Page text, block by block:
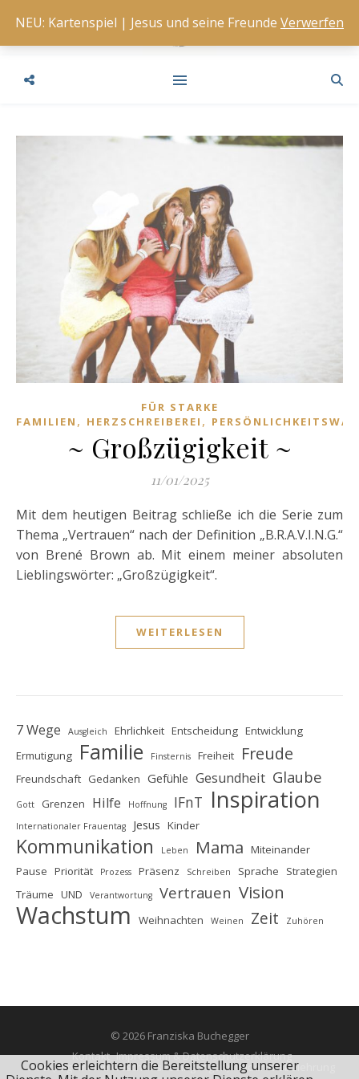
FÜR STARKE
FAMILIEN , HERZSCHREIBEREI ,
~ Großzügigkeit ~
11/01/2025
Mit dem heutigen Beitrag schließe ich die Serie zum
Thema „Vertrauen“ nach der Definition „B.R.A.V.I.N.G.“
von Brené Brown ab. Mit einem meiner absoluten
Lieblingswörter: „Großzügigkeit“.
WEITERLESEN
7 Wege Ausgleich Ehrlichkeit Entscheidung Entwicklung
Ermutigung
Familie Finsternis Freiheit Freude
Freundschaft Gedanken Gefühle Gesundheit Glaube
Gott Grenzen Hilfe Hoffnung IFnT Inspiration
Internationaler Frauentag Jesus Kinder
Kommunikation Leben Mama Miteinander
Pause Priorität Prozess Präsenz Schreiben Sprache
Strategien
Träume UND Verantwortung Vertrauen Vision
Wachstum Weihnachten Weinen Zeit Zuhören
© 2026 Franziska Buchegger
Kontakt Impressum & Datenschutzerklärung
AGB (Allgemeine Geschäftsbedingungen) Widerrufsbelehrung
NEU: Kartenspiel | Jesus und seine Freunde Verwerfen
Cookies erleichtern die Bereitstellung unserer